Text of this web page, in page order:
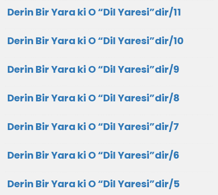
Derin Bir Yara ki O “Dil Yaresi”dir/11
Derin Bir Yara ki O “Dil Yaresi”dir/10
Derin Bir Yara ki O “Dil Yaresi”dir/9
Derin Bir Yara ki O “Dil Yaresi”dir/8
Derin Bir Yara ki O “Dil Yaresi”dir/7
Derin Bir Yara ki O “Dil Yaresi”dir/6
Derin Bir Yara ki O “Dil Yaresi”dir/5